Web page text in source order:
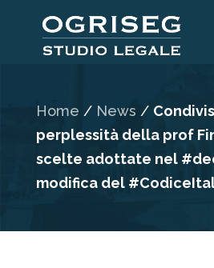
Home / News /
perplessità della prof
scelte adottate nel
modifica del